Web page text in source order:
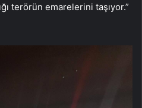
terörün emarelerini taşıyor.”